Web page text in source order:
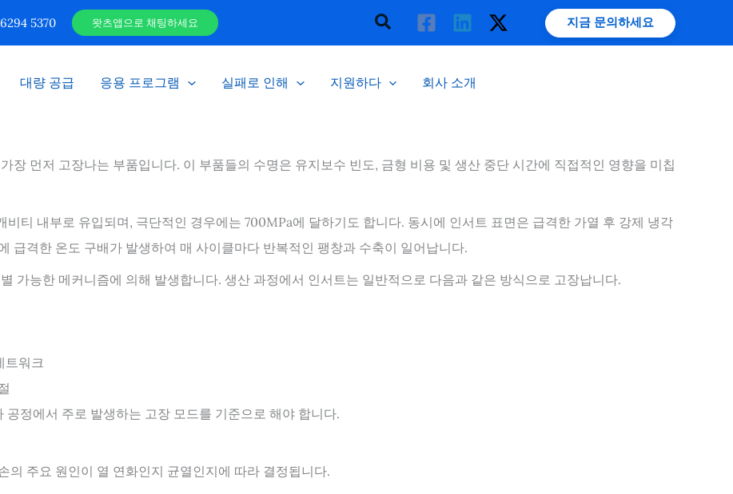
5370 왓츠앱으로 채팅하세요
검
색
지금 문의하세요
대량 공급 응용 프로그램 실패로 인해 지원하다 회사 소개
장 먼저 고장나는 부품입니다. 이 부품들의 수명은 유지보수 빈도, 금형 비용 및 생산 중단 시간에 직접적인 영향을 미칩
티 내부로 유입되며, 극단적인 경우에는 700MPa에 달하기도 합니다. 동시에 인서트 표면은 급격한 가열 후 강제 냉각
급격한 온도 구배가 발생하여 매 사이클마다 반복적인 팽창과 수축이 일어납니다.
가능한 메커니즘에 의해 발생합니다. 생산 과정에서 인서트는 일반적으로 다음과 같은 방식으로 고장납니다.
트워크
정에서 주로 발생하는 고장 모드를 기준으로 해야 합니다.
의 주요 원인이 열 연화인지 균열인지에 따라 결정됩니다.